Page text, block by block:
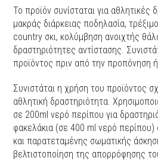
Το προϊόν συνίσταται για
μακράς διάρκειας ποδηλασία,
country σκι, κολύμβηση ανοιχτής
δραστηριότητες αντίστασης.
προϊόντος πριν από την προπόνηση
Συνιστάται η χρήση του προϊόντος
αθλητική δραστηριότητα.
σε 200ml νερό περίπου για
φακελάκια (σε 400 ml νερό περίπου)
και παρατεταμένης σωματικής
βελτιστοποίηση της απορρόφησης